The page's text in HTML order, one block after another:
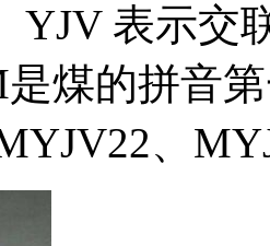
YJV 表示交
煤的拼音
、